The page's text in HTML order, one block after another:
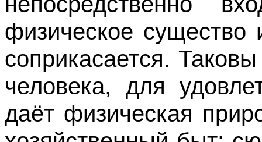
физическое
соприкасается.
человека, для
даёт физическая